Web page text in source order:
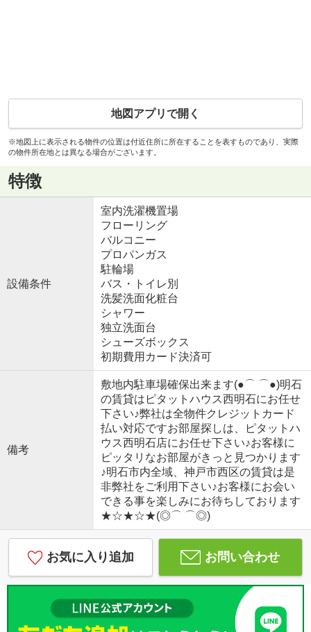
地図アプリで開く
※地図上に表示される物件の位置は付近住所に所在することを表すものであり、実際
の物件所在地とは異なる場合がございます。
特徴
設備条件
室内洗濯機置場
フローリング
バルコニー
プロパンガス
駐輪場
バス・トイレ別
洗髪洗面化粧台
シャワー
独立洗面台
シューズボックス
初期費用カード決済可
備考
敷地内駐車場確保出来ます(●⌒ ⌒●)明石
の賃貸はピタットハウス西明石にお任せ
下さい♪弊社は全物件クレジットカード
払い対応ですお部屋探しは、ピタットハ
ウス西明石店にお任せ下さい♪お客様に
ピッタリなお部屋がきっと見つかります
♪明石市内全域、神戸市西区の賃貸は是
非弊社をご利用下さい♪お客様にお会い
できる事を楽しみにお待ちしております
★☆★☆★(◎⌒ ⌒◎)
お気に入り追加 お問い合わせ